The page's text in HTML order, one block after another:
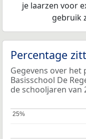
je laarzen voor
gebruik
Percentage
Gegevens over het
Basisschool De
de schooljaren van
25%
25%